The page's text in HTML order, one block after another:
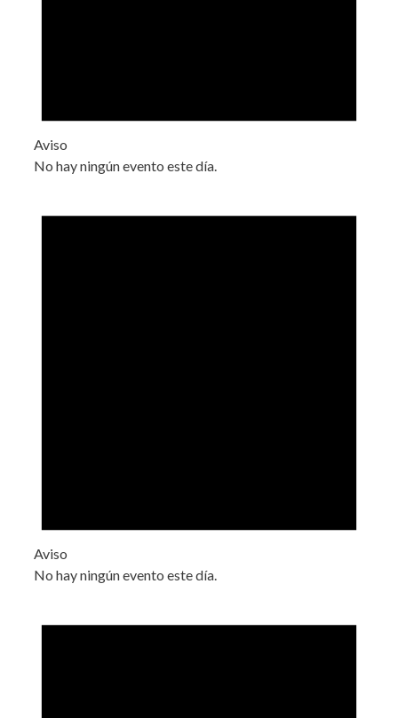
Aviso
No hay ningún evento este día.
Aviso
No hay ningún evento este día.